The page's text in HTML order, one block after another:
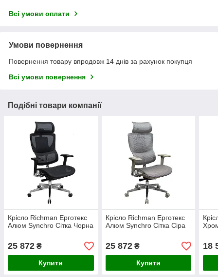
Всі умови оплати
Умови повернення
Повернення товару впродовж 14 днів за рахунок покупця
Всі умови повернення
Подібні товари компанії
Крісло Richman Ерготекс
Алюм Synchro Сітка Чорна
25 872 ₴
Купити
Крісло Richman Ерготекс
Алюм Synchro Сітка Сіра
25 872₴
Купити
18